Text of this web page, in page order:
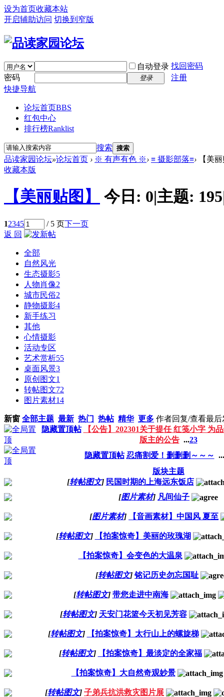
设为首页收藏本站
开启辅助访问 切换到窄版
自动登录 找回密码
密码
登录
注册
快捷导航
论坛首页BBS
红包中心
排行榜Ranklist
搜索 搜索
品读家园论坛»论坛首页 › ※ 有声有色 ※› ≡ 摄影部落≡› 【美
收藏本版
【美丽贴图】 今日: 0|主题: 195
12345 / 5 页下一页
返 回
全部
自然风光
生态摄影5
人物肖像2
城市民俗2
静物摄影4
新手练习
其他
心情摄影
活动专区
艺术赏析55
桌面风景3
原创图文1
转帖图文72
图片素材14
新窗 全部主题 最新 热门 热帖 精华 更多 作者回复/查看最后
隐藏置顶帖
【公告】202301关于提任 红笺小字 为
版主的公告 ...23
隐藏置顶帖 忍痛割爱！删删删～～～ ...
版块主题
[转帖图文] 民国时期的上海远东饭店
[图片素材] 凡间仙子
[图片素材] 【音画素材】中国风 夏至
[转帖图文] 【拍案惊奇】美丽的玫瑰湖
【拍案惊奇】会变色的大温泉
[转帖图文] 铭记历史勿忘国耻
[转帖图文] 带您走进中南海
[转帖图文] 天安门花篮今天初见芳容
[转帖图文] 【拍案惊奇】太行山上的螺旋梯
[转帖图文] 【拍案惊奇】最淡定的全家福
【拍案惊奇】大自然奇观妙景
[转帖图文] 子弟兵抗洪救灾图片展